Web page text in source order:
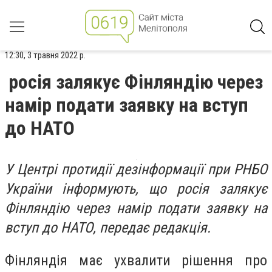
12:30, 3 травня 2022 р.
росія залякує Фінляндію через
намір подати заявку на вступ
до НАТО
У Центрі протидії дезінформації при РНБО
України інформують, що росія залякує
Фінляндію через намір подати заявку на
вступ до НАТО, передає редакція.
Фінляндія має ухвалити рішення про